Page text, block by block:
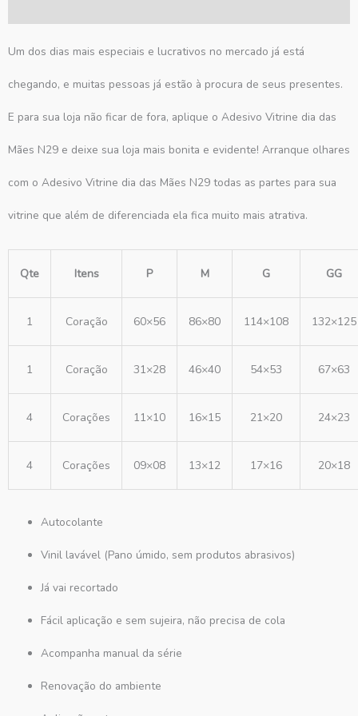
Um dos dias mais especiais e lucrativos no mercado já está
chegando, e muitas pessoas já estão à procura de seus presentes.
E para sua loja não ficar de fora, aplique o Adesivo Vitrine dia das
Mães N29 e deixe sua loja mais bonita e evidente! Arranque olhares
com o Adesivo Vitrine dia das Mães N29 todas as partes para sua
vitrine que além de diferenciada ela fica muito mais atrativa.
Qte Itens P M G GG
1 Coração 60×56 86×80 114×108 132×125
1 Coração 31×28 46×40 54×53 67×63
4 Corações 11×10 16×15 21×20 24×23
4 Corações 09×08 13×12 17×16 20×18
Autocolante
Vinil lavável (Pano úmido, sem produtos abrasivos)
Já vai recortado
Fácil aplicação e sem sujeira, não precisa de cola
Acompanha manual da série
Renovação do ambiente